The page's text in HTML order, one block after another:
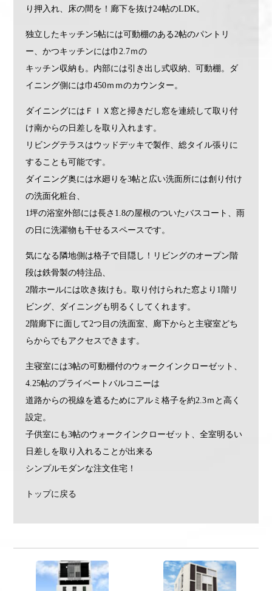
り押入れ、床の間を！廊下を抜け24帖のLDK。
独立したキッチン5帖には可動棚のある2帖のパントリ
ー、かつキッチンには巾2.7ｍの
キッチン収納も。内部には引き出し式収納、可動棚。ダ
イニング側には巾450ｍｍのカウンター。
ダイニングにはＦＩＸ窓と掃きだし窓を連続して取り付
け南からの日差しを取り入れます。
リビングテラスはウッドデッキで製作、総タイル張りに
することも可能です。
ダイニング奥には水廻りを3帖と広い洗面所には創り付け
の洗面化粧台、
1坪の浴室外部には長さ1.8の屋根のついたバスコート、雨
の日に洗濯物も干せるスペースです。
気になる隣地側は格子で目隠し！リビングのオープン階
段は鉄骨製の特注品、
2階ホールには吹き抜けも。取り付けられた窓より1階リ
ビング、ダイニングも明るくしてくれます。
2階廊下に面して2つ目の洗面室、廊下からと主寝室どち
らからでもアクセスできます。
主寝室には3帖の可動棚付のウォークインクローゼット、
4.25帖のプライベートバルコニーは
道路からの視線を遮るためにアルミ格子を約2.3ｍと高く
設定。
子供室にも3帖のウォークインクローゼット、全室明るい
日差しを取り入れることが出来る
シンプルモダンな注文住宅！
トップに戻る